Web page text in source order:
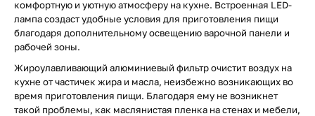
комфортную и уютную атмосферу на кухне. Встроенная LED-
лампа создаст удобные условия для приготовления пищи
благодаря дополнительному освещению варочной панели и
рабочей зоны.
Жироулавливающий алюминиевый фильтр очистит воздух на
кухне от частичек жира и масла, неизбежно возникающих во
время приготовления пищи. Благодаря ему не возникнет
такой проблемы, как маслянистая пленка на стенах и мебели,